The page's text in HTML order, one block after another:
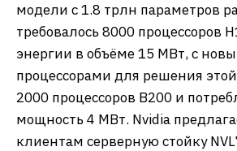
модели с 1.8 трлн параметров
требовалось 8000 процессоров
энергии в объёме 15 МВт, с
процессорами для решения
2000 процессоров B200 и
мощность 4 МВт. Nvidia
клиентам серверную стойку